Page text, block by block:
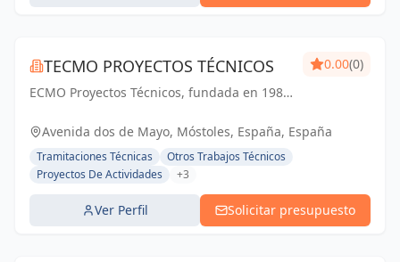
TECMO PROYECTOS TÉCNICOS
ECMO Proyectos Técnicos, fundada en 1989,
experiencia en la elaboración y tramitación
de proyectos de ingeniería, tanto
industriales,...
0.00(0)
Avenida dos de Mayo, Móstoles, España, España
Tramitaciones Técnicas
Otros Trabajos Técnicos
Proyectos De Actividades
+3
Ver Perfil Solicitar presupuesto